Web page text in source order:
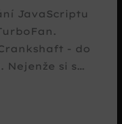
JavaScriptu
- do
Nejenže si s…